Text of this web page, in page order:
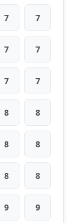
7 7
7 7
7 7
8 8
8 8
8 8
9 9